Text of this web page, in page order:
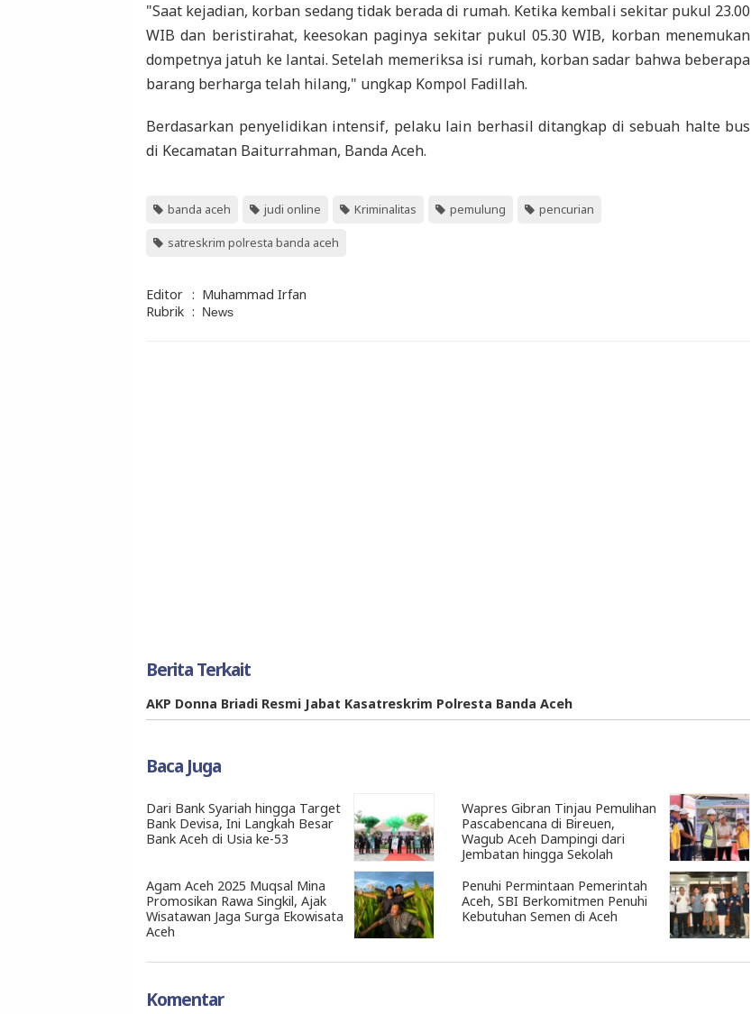
"Saat kejadian, korban sedang tidak berada di rumah. Ketika kembali sekitar pukul 23.00
WIB dan beristirahat, keesokan paginya sekitar pukul 05.30 WIB, korban menemukan
dompetnya jatuh ke lantai. Setelah memeriksa isi rumah, korban sadar bahwa beberapa
barang berharga telah hilang," ungkap Kompol Fadillah.
Berdasarkan penyelidikan intensif, pelaku lain berhasil ditangkap di sebuah halte bus
di Kecamatan Baiturrahman, Banda Aceh.
banda aceh judi online Kriminalitas pemulung pencurian
satreskrim polresta banda aceh
Editor : Muhammad Irfan
Rubrik : News
Berita Terkait
AKP Donna Briadi Resmi Jabat Kasatreskrim Polresta Banda Aceh
Baca Juga
Dari Bank Syariah hingga Target
Bank Devisa, Ini Langkah Besar
Bank Aceh di Usia ke-53
Wapres Gibran Tinjau Pemulihan
Pascabencana di Bireuen,
Wagub Aceh Dampingi dari
Jembatan hingga Sekolah
Agam Aceh 2025 Muqsal Mina
Promosikan Rawa Singkil, Ajak
Wisatawan Jaga Surga Ekowisata
Aceh
Penuhi Permintaan Pemerintah
Aceh, SBI Berkomitmen Penuhi
Kebutuhan Semen di Aceh
Komentar